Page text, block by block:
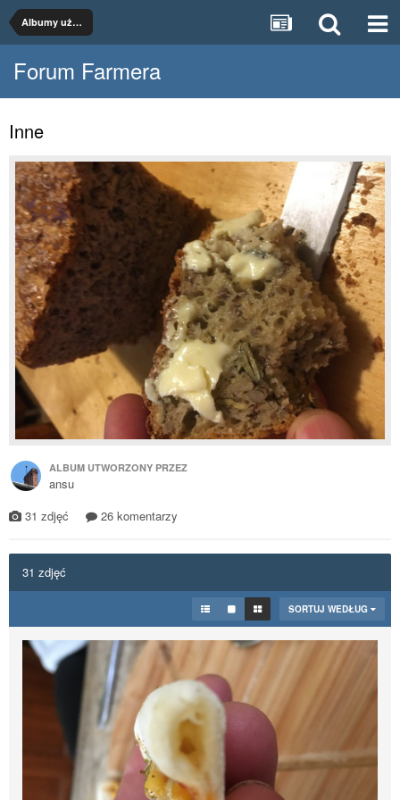
Albumy użytkowników
Forum Farmera
Inne
ALBUM UTWORZONY PRZEZ
ansu
31 zdjęć
26 komentarzy
31 zdjęć
SORTUJ WEDŁUG